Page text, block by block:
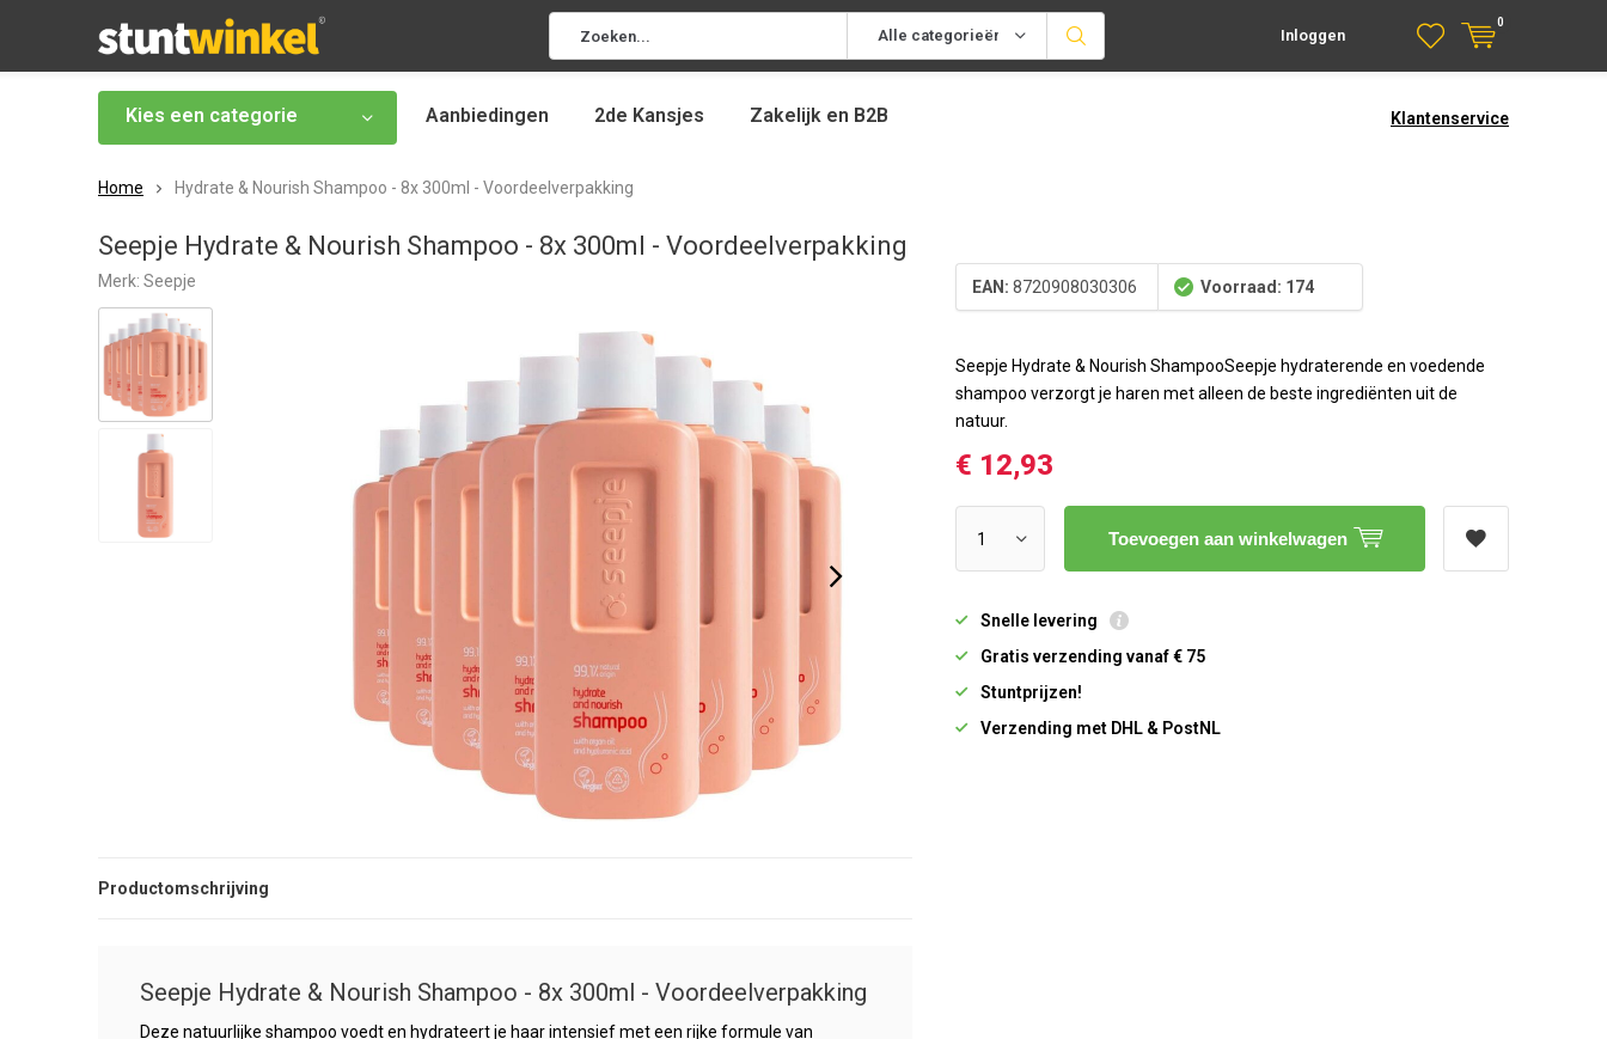
Alle categorieën Inloggen
0
Kies een categorie Aanbiedingen 2de Kansjes Zakelijk en B2B Klantenservice
Home Hydrate & Nourish Shampoo - 8x 300ml - Voordeelverpakking
Seepje Hydrate & Nourish Shampoo - 8x 300ml - Voordeelverpakking
Merk: Seepje EAN: 8720908030306 Voorraad: 174
Seepje Hydrate & Nourish ShampooSeepje hydraterende en voedende
shampoo verzorgt je haren met alleen de beste ingrediënten uit de
natuur.
€ 12,93
Toevoegen aan winkelwagen
Snelle levering
Gratis verzending vanaf € 75
Stuntprijzen!
Verzending met DHL & PostNL
Productomschrijving
Seepje Hydrate & Nourish Shampoo - 8x 300ml - Voordeelverpakking
Deze natuurlijke shampoo voedt en hydrateert je haar intensief met een rijke formule van